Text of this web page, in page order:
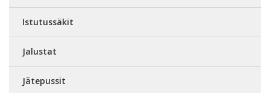
Istutussäkit
Jalustat
Jätepussit